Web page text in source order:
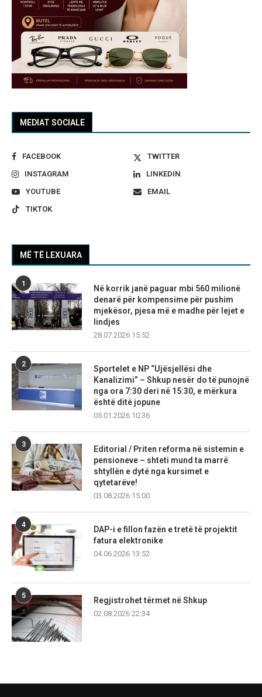
MEDIAT SOCIALE
FACEBOOK
TWITTER
INSTAGRAM
LINKEDIN
YOUTUBE
EMAIL
TIKTOK
MË TË LEXUARA
1
Në korrik janë paguar mbi 560 milionë
denarë për kompensime për pushim
mjekësor, pjesa më e madhe për lejet e
lindjes
28.07.2026 15:52
2
Sportelet e NP “Ujësjellësi dhe
Kanalizimi” – Shkup nesër do të punojnë
nga ora 7:30 deri në 15:30, e mërkura
është ditë jopune
05.01.2026 10:36
3
Editorial / Priten reforma në sistemin e
pensioneve – shteti mund ta marrë
shtyllën e dytë nga kursimet e
qytetarëve!
03.08.2026 15:00
4
DAP-i e fillon fazën e tretë të projektit
fatura elektronike
04.06.2026 13:52
5
Regjistrohet tërmet në Shkup
02.08.2026 22:34